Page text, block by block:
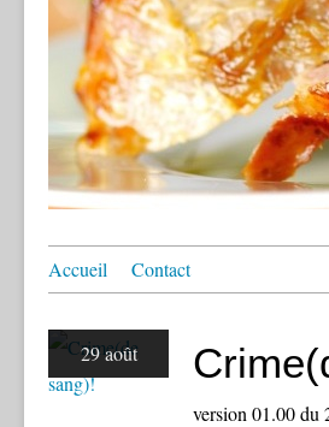
Accueil Contact
29 août
version 01.00 du